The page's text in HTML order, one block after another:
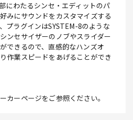
にわたるシンセ・エディットのパ
みにサウンドをカスタマイズする
プラグインはSYSTEM-8のような
ンセサイザーのノブやスライダー
できるので、直感的なハンズオ
作業スピードをあげることができ
カーページをご参照ください。